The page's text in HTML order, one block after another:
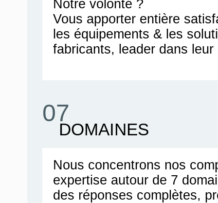
07
DOMAINES
Notre volonté ?
Vous apporter entière
les équipements & les
fabricants, leader dans leur
Nous concentrons nos
expertise autour de 7
des réponses complètes,